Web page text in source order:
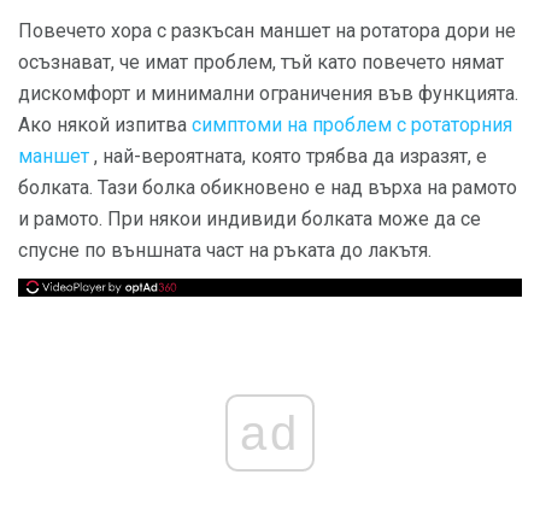
Повечето хора с разкъсан маншет на ротатора дори не
осъзнават, че имат проблем, тъй като повечето нямат
дискомфорт и минимални ограничения във функцията.
Ако някой изпитва симптоми на проблем с ротаторния
маншет , най-вероятната, която трябва да изразят, е
болката. Тази болка обикновено е над върха на рамото
и рамото. При някои индивиди болката може да се
спусне по външната част на ръката до лакътя.
ad